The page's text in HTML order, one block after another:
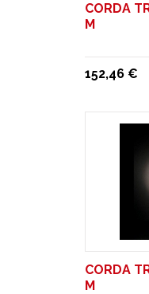
CORDA
M
152,46 €
CORDA
M